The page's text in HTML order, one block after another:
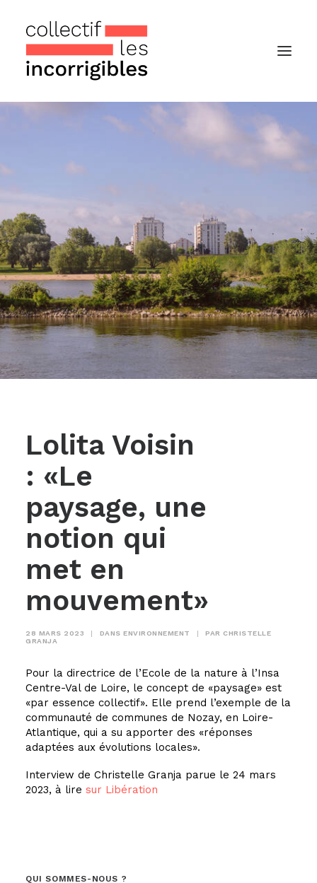
Le collectif
Notre « Incolettre » mensuelle
Recherche
Lolita Voisin
: «Le
paysage, une
notion qui
met en
mouvement»
28 MARS 2023 | DANS ENVIRONNEMENT | PAR CHRISTELLE
GRANJA
Pour la directrice de l’Ecole de la nature à l’Insa
Centre-Val de Loire, le concept de «paysage» est
«par essence collectif». Elle prend l’exemple de la
communauté de communes de Nozay, en Loire-
Atlantique, qui a su apporter des «réponses
adaptées aux évolutions locales».
Interview de Christelle Granja parue le 24 mars
2023, à lire sur Libération
QUI SOMMES-NOUS ?